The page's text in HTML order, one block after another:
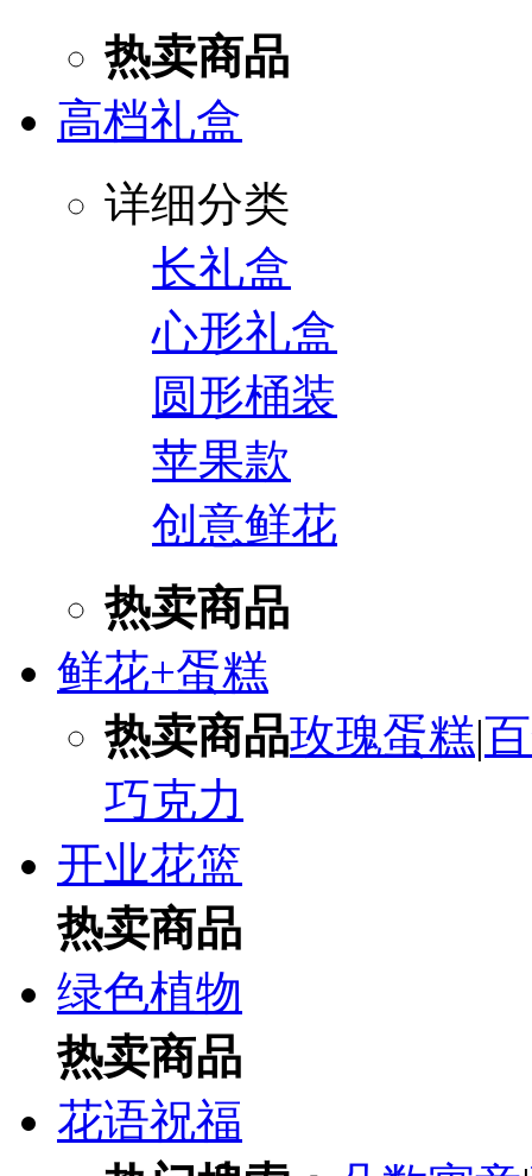
热卖商品
高档礼盒
详细分类
长礼盒
心形礼盒
圆形桶装
苹果款
创意鲜花
热卖商品
鲜花+蛋糕
热卖商品玫瑰蛋糕|
巧克力
开业花篮
热卖商品
绿色植物
热卖商品
花语祝福